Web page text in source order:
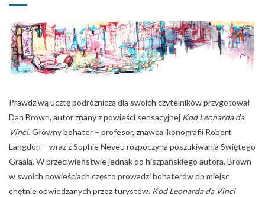
Prawdziwą ucztę podróżniczą dla swoich czytelników przygotował
Dan Brown, autor znany z powieści sensacyjnej Kod Leonarda da
Vinci. Główny bohater – profesor, znawca ikonografii Robert
Langdon – wraz z Sophie Neveu rozpoczyna poszukiwania Świętego
Graala. W przeciwieństwie jednak do hiszpańskiego autora, Brown
w swoich powieściach często prowadzi bohaterów do miejsc
chętnie odwiedzanych przez turystów. Kod Leonarda da Vinci